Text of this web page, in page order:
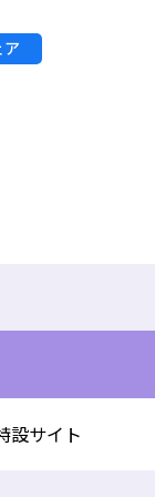
ア
設サイト